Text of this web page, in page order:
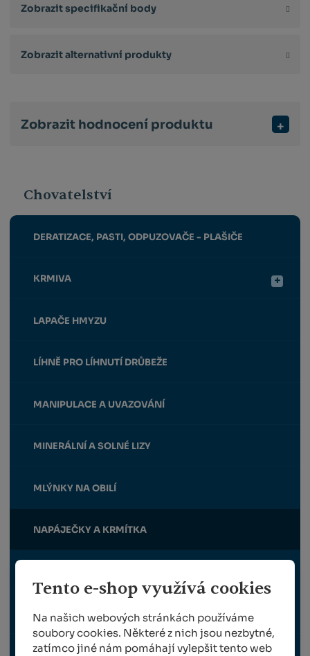
Tento e-shop využívá cookies
Na našich webových stránkách používáme
soubory cookies. Některé z nich jsou nezbytné,
zatímco jiné nám pomáhají vylepšit tento web
Zobrazit specifikační body
Zobrazit alternativní produkty
Zobrazit hodnocení produktu
Chovatelství
DERATIZACE, PASTI, ODPUZOVAČE - PLAŠIČE
KRMIVA
LAPAČE HMYZU
LÍHNĚ PRO LÍHNUTÍ DRŮBEŽE
MANIPULACE A UVAZOVÁNÍ
MINERÁLNÍ A SOLNÉ LIZY
MLÝNKY NA OBILÍ
NAPÁJEČKY A KRMÍTKA
OSTATNÍ